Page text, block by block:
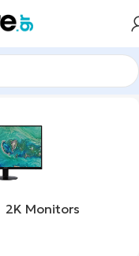
78260
2K Monitors